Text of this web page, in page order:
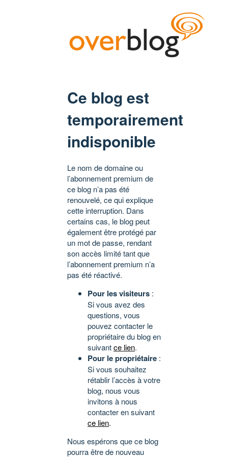
Ce blog est
temporairement
indisponible
Le nom de domaine ou
l’abonnement premium de
ce blog n’a pas été
renouvelé, ce qui explique
cette interruption. Dans
certains cas, le blog peut
également être protégé par
un mot de passe, rendant
son accès limité tant que
l’abonnement premium n’a
pas été réactivé.
Pour les visiteurs :
Si vous avez des
questions, vous
pouvez contacter le
propriétaire du blog en
suivantce lien.
Pour le propriétaire :
Si vous souhaitez
rétablir l’accès à votre
blog, nous vous
invitons à nous
contacter en suivant
ce lien.
Nous espérons que ce blog
pourra être de nouveau